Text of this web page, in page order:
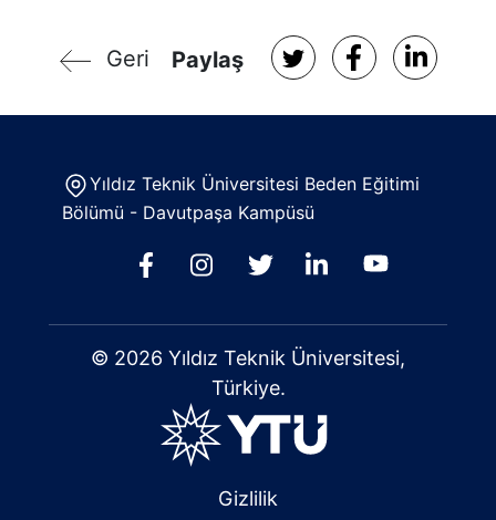
Geri Paylaş
Yıldız Teknik Üniversitesi Beden Eğitimi
Bölümü - Davutpaşa Kampüsü
© 2026 Yıldız Teknik Üniversitesi,
Türkiye.
Gizlilik